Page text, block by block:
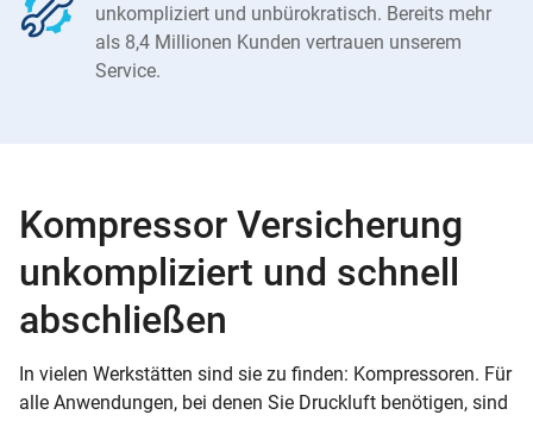
unkompliziert und unbürokratisch. Bereits mehr
als 8,4 Millionen Kunden vertrauen unserem
Service.
Kompressor Versicherung
unkompliziert und schnell
abschließen
In vielen Werkstätten sind sie zu finden: Kompressoren. Für
alle Anwendungen, bei denen Sie Druckluft benötigen, sind